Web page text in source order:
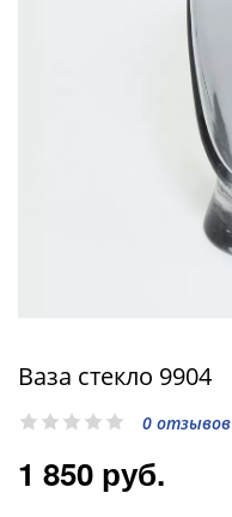
Ваза стекло 9904
0 отзывов
1 850 руб.